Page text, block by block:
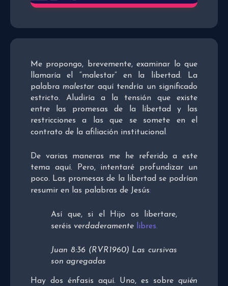
Me propongo, brevemente, examinar lo que
llamaría el “malestar” en la libertad. La
palabra malestar aquí tendría un significado
estricto. Aludiría a la tensión que existe
entre las promesas de la libertad y las
restricciones a las que se somete en el
contrato de la afiliación institucional.
De varias maneras me he referido a este
tema aquí. Pero, intentaré profundizar un
poco. Las promesas de la libertad se podrían
resumir en las palabras de Jesús:
Así que, si el Hijo os libertare,
seréis verdaderamente libres.
Juan 8:36 (RVR1960) Las cursivas
son agregadas
Hay dos énfasis aquí. Uno, es sobre quién